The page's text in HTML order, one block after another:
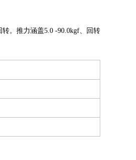
。推力涵盖5.0 -90.0kgf、回转